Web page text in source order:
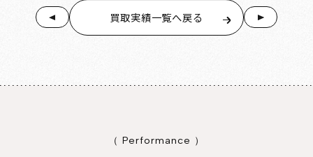
買取実績一覧へ戻る
（ Performance ）